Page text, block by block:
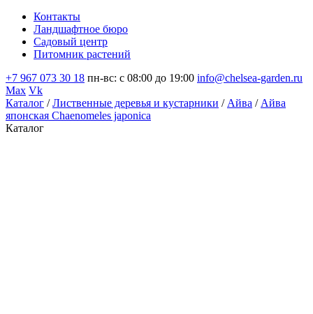
Контакты
Ландшафтное бюро
Садовый центр
Питомник растений
+7 967 073 30 18 пн-вс: с 08:00 до 19:00 info@chelsea-garden.ru
Max Vk
Каталог /Лиственные деревья и кустарники / Айва / Айва
японская Chaenomeles japonica
Каталог